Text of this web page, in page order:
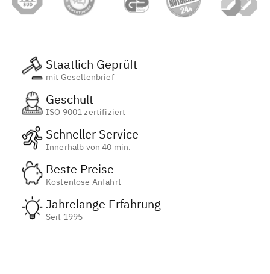
Staatlich Geprüft
mit Gesellenbrief
Geschult
ISO 9001 zertifiziert
Schneller Service
Innerhalb von 40 min.
Beste Preise
Kostenlose Anfahrt
Jahrelange Erfahrung
Seit 1995